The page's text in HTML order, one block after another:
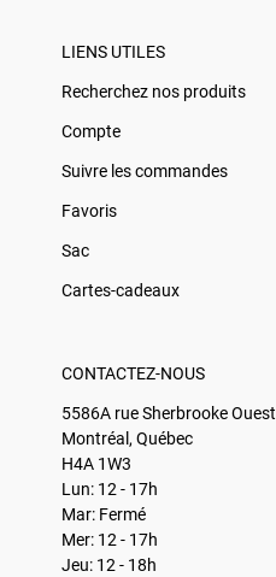
LIENS UTILES
Recherchez nos produits
Compte
Suivre les commandes
Favoris
Sac
Cartes-cadeaux
CONTACTEZ-NOUS
5586A rue Sherbrooke Ouest
Montréal, Québec
H4A 1W3
Lun: 12 - 17h
Mar: Fermé
Mer: 12 - 17h
Jeu: 12 - 18h